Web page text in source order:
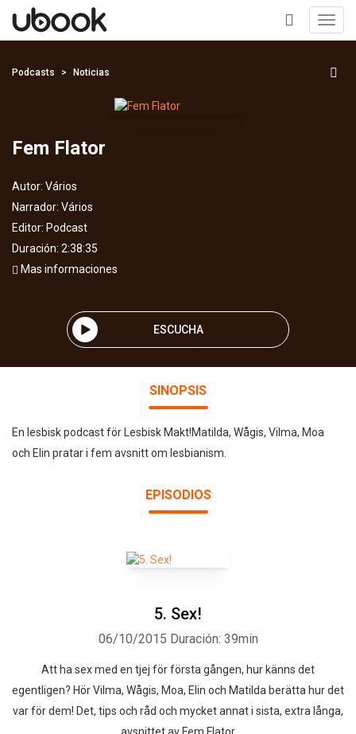
+
Podcasts Noticias
Fem Flator
Autor: Vários
Narrador: Vários
Editor: Podcast
Duración: 2:38:35
Mas informaciones
ESCUCHA
SINOPSIS
En lesbisk podcast för Lesbisk Makt!Matilda, Wågis, Vilma, Moa
och Elin pratar i fem avsnitt om lesbianism.
EPISODIOS
5. Sex!
06/10/2015 Duración: 39min
Att ha sex med en tjej för första gången, hur känns det
egentligen? Hör Vilma, Wågis, Moa, Elin och Matilda berätta hur det
var för dem! Det, tips och råd och mycket annat i sista, extra långa,